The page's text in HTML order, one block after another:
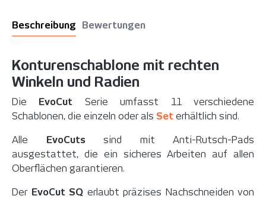
Beschreibung Bewertungen
Konturenschablone mit rechten
Winkeln und Radien
Die EvoCut Serie umfasst 11 verschiedene
Schablonen, die einzeln oder als Set erhältlich sind.
Alle EvoCutssind mit Anti-Rutsch-Pads
ausgestattet, die ein sicheres Arbeiten auf allen
Oberflächen garantieren.
Der EvoCut SQ erlaubt präzises Nachschneiden von